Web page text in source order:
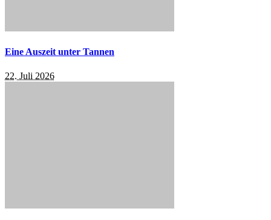
Eine Auszeit unter Tannen
22. Juli 2026